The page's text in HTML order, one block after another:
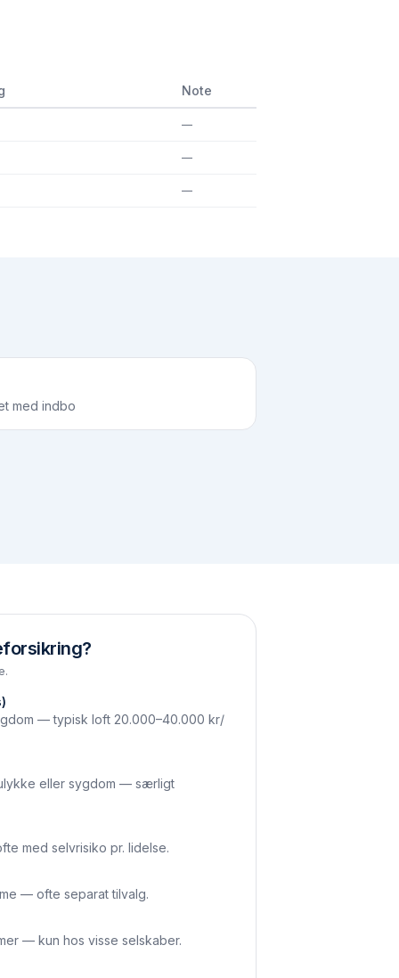
Note
—
—
—
med indbo
— typisk loft 20.000–40.000 kr/
eller sygdom — særligt
med selvrisiko pr. lidelse.
— ofte separat tilvalg.
— kun hos visse selskaber.